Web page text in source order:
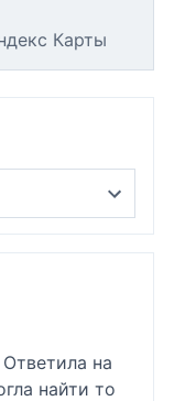
Карты
на
найти то